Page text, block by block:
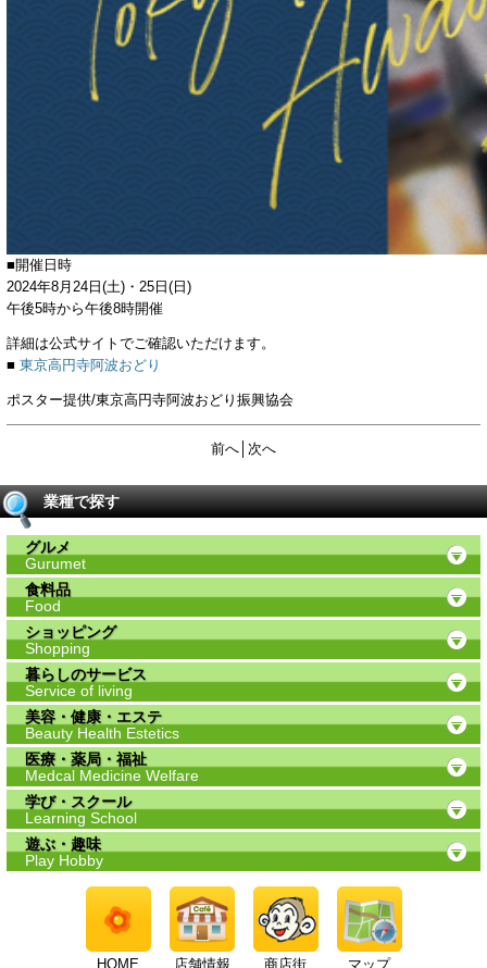
■開催日時
2024年8月24日(土)・25日(日)
午後5時から午後8時開催
詳細は公式サイトでご確認いただけます。
■ 東京高円寺阿波おどり
ポスター提供/東京高円寺阿波おどり振興協会
前へ 次へ
業種で探す
グルメ
Gurumet
食料品
Food
ショッピング
Shopping
暮らしのサービス
Service of living
美容・健康・エステ
Beauty Health Estetics
医療・薬局・福祉
Medcal Medicine Welfare
学び・スクール
Learning School
遊ぶ・趣味
Play Hobby
HOME 店舗情報 商店街 マップ